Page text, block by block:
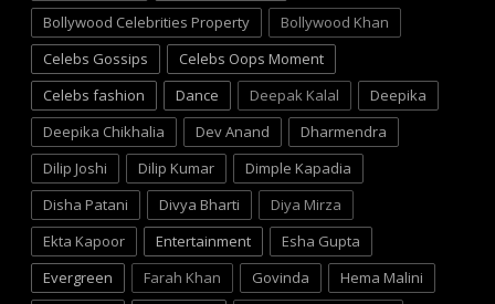
Bollywood Celebrities Property
Bollywood Khan
Celebs Gossips
Celebs Oops Moment
Celebs fashion
Dance Deepak Kalal
Deepika
Deepika Chikhalia
Dev Anand
Dharmendra
Dilip Joshi
Dilip Kumar
Dimple Kapadia
Disha Patani
Divya Bharti
Diya Mirza
Ekta Kapoor
Entertainment
Esha Gupta
Evergreen
Farah Khan Govinda
Hema Malini